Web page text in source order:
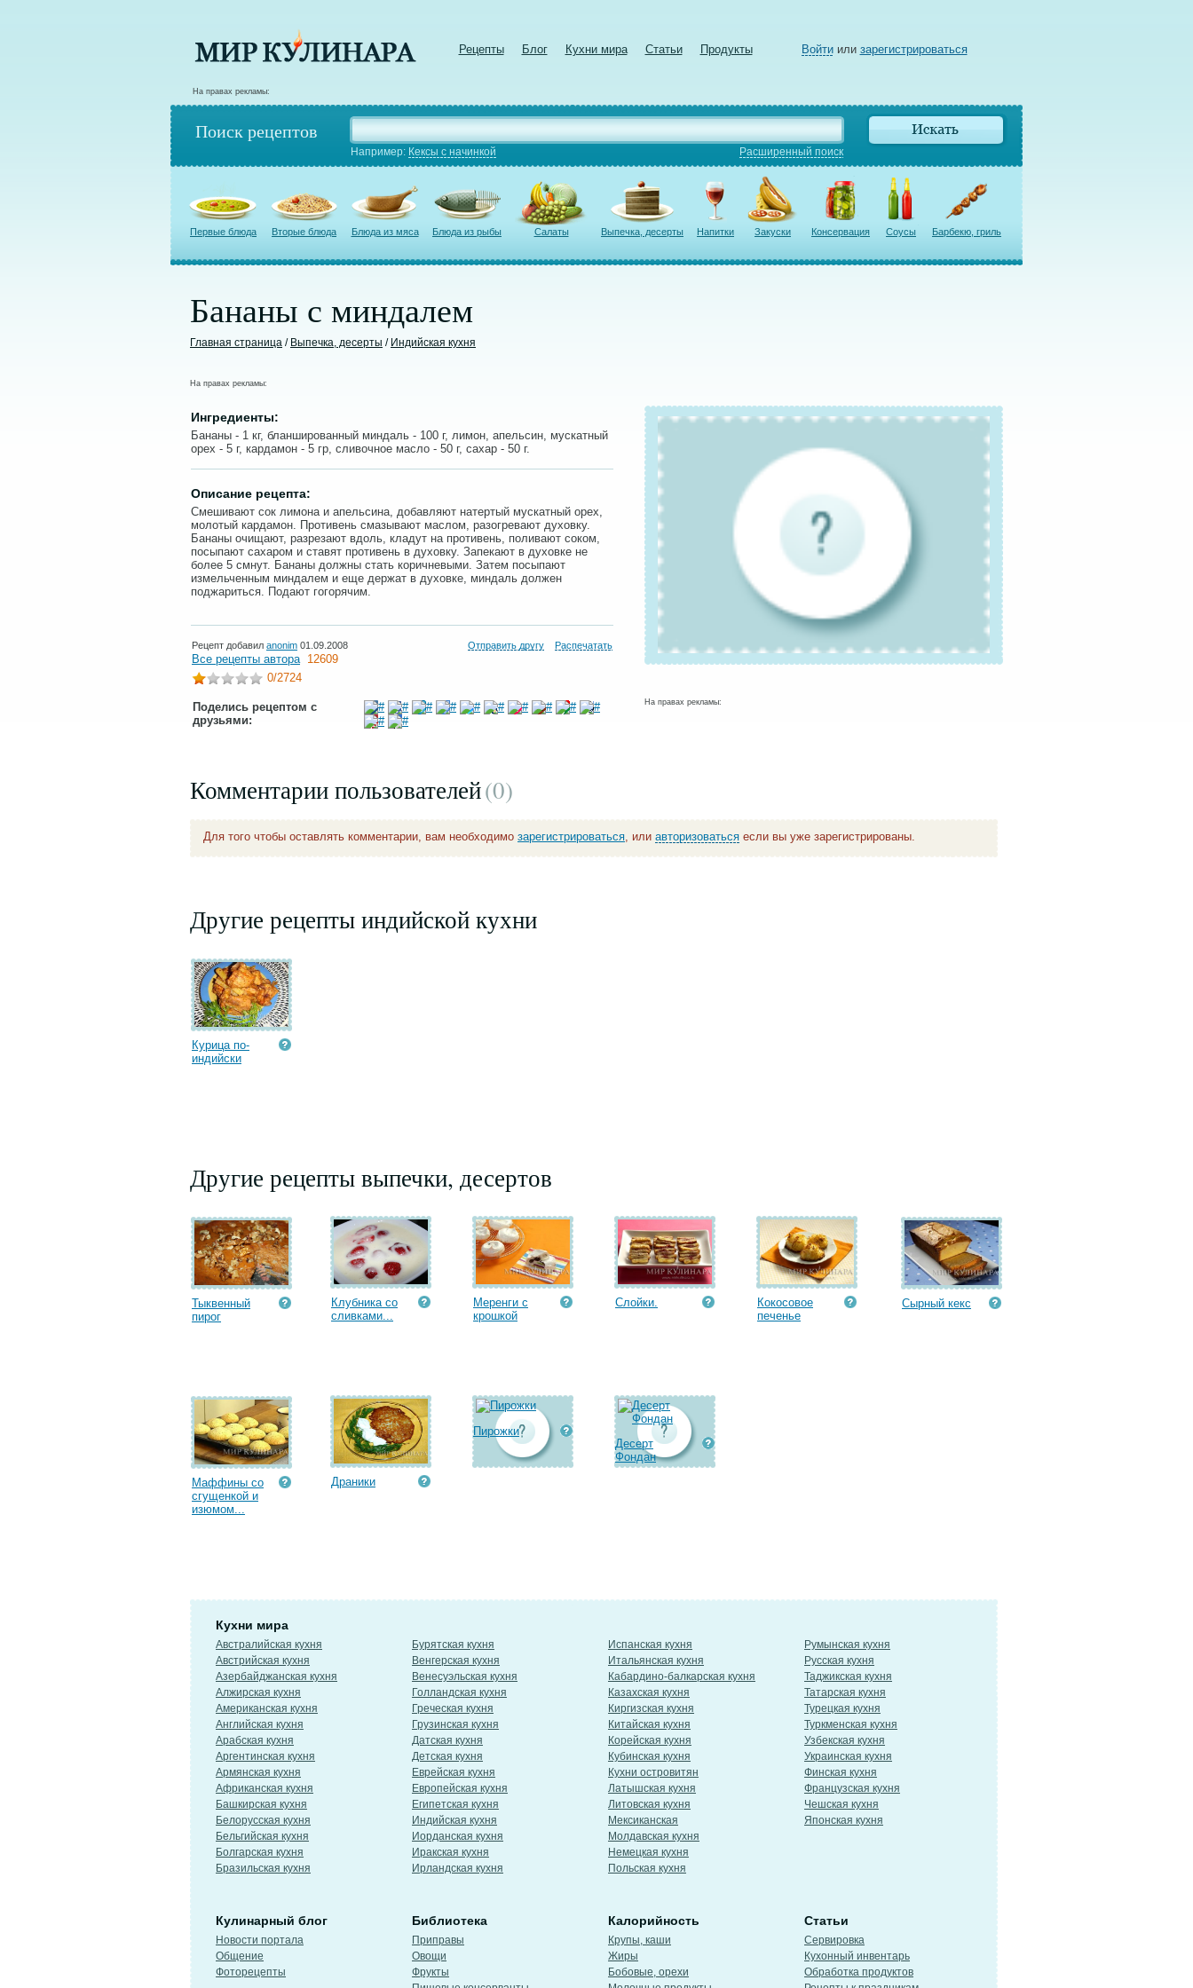
Рецепты Блог Кухни мира Статьи Продукты Войтиили зарегистрироваться
На правах рекламы:
Поиск рецептов
Например: Кексы с начинкой Расширенный поиск
Первые блюда Вторые блюда Блюда из мяса Блюда из рыбы Салаты Выпечка, десерты Напитки Закуски Консервация Соусы Барбекю, гриль
Бананы с миндалем
Главная страница / Выпечка, десерты / Индийская кухня
На правах рекламы:
Ингредиенты:
Бананы - 1 кг, бланшированный миндаль - 100 г, лимон, апельсин, мускатный
орех - 5 г, кардамон - 5 гр, сливочное масло - 50 г, сахар - 50 г.
Описание рецепта:
Смешивают сок лимона и апельсина, добавляют натертый мускатный орех,
молотый кардамон. Противень смазывают маслом, разогревают духовку.
Бананы очищают, разрезают вдоль, кладут на противень, поливают соком,
посыпают сахаром и ставят противень в духовку. Запекают в духовке не
более 5 смнут. Бананы должны стать коричневыми. Затем посыпают
измельченным миндалем и еще держат в духовке, миндаль должен
поджариться. Подают гогорячим.
Рецепт добавил anonim 01.09.2008 Отправить другу Распечатать
Все рецепты автора 12609
0/2724
Поделись рецептом с
друзьями:
На правах рекламы:
Комментарии пользователей(0)
Для того чтобы оставлять комментарии, вам необходимо зарегистрироваться, или авторизоваться если вы уже зарегистрированы.
Другие рецепты индийской кухни
Курица по-
индийски
Другие рецепты выпечки, десертов
Тыквенный
пирог
Клубника со
сливками...
Меренги с
крошкой
Слойки.
Кокосовое
печенье
Сырный кекс
Маффины со
сгущенкой и
изюмом...
Драники
Пирожки
Десерт
Фондан
Кухни мира
Австралийская кухня
Австрийская кухня
Азербайджанская кухня
Алжирская кухня
Американская кухня
Английская кухня
Арабская кухня
Аргентинская кухня
Армянская кухня
Африканская кухня
Башкирская кухня
Белорусская кухня
Бельгийская кухня
Болгарская кухня
Бразильская кухня
Бурятская кухня
Венгерская кухня
Венесуэльская кухня
Голландская кухня
Греческая кухня
Грузинская кухня
Датская кухня
Детская кухня
Еврейская кухня
Европейская кухня
Египетская кухня
Индийская кухня
Иорданская кухня
Иракская кухня
Ирландская кухня
Испанская кухня
Итальянская кухня
Кабардино-балкарская кухня
Казахская кухня
Киргизская кухня
Китайская кухня
Корейская кухня
Кубинская кухня
Кухни островитян
Латышская кухня
Литовская кухня
Мексиканская
Молдавская кухня
Немецкая кухня
Польская кухня
Румынская кухня
Русская кухня
Таджикская кухня
Татарская кухня
Турецкая кухня
Туркменская кухня
Узбекская кухня
Украинская кухня
Финская кухня
Французская кухня
Чешская кухня
Японская кухня
Кулинарный блог
Новости портала
Общение
Фоторецепты
Библиотека
Приправы
Овощи
Фрукты
Калорийность
Крупы, каши
Жиры
Бобовые, орехи
Статьи
Сервировка
Кухонный инвентарь
Обработка продуктов